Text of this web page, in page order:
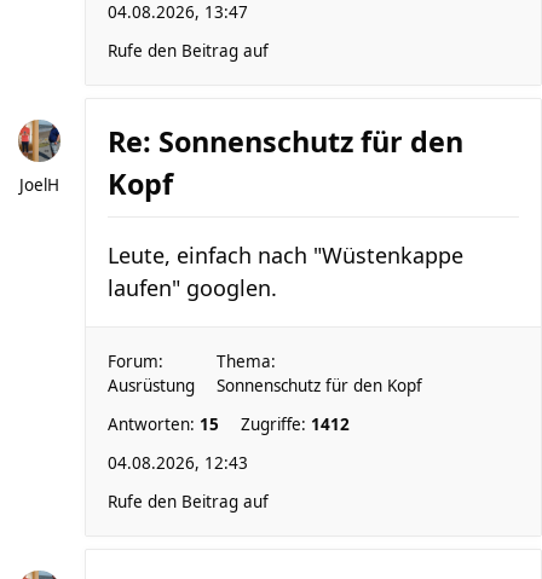
04.08.2026, 13:47
Rufe den Beitrag auf
JoelH
Re: Sonnenschutz für den
Kopf
Leute, einfach nach "Wüstenkappe
laufen" googlen.
Forum:
Ausrüstung
Thema:
Sonnenschutz für den Kopf
Antworten: 15 Zugriffe: 1412
04.08.2026, 12:43
Rufe den Beitrag auf